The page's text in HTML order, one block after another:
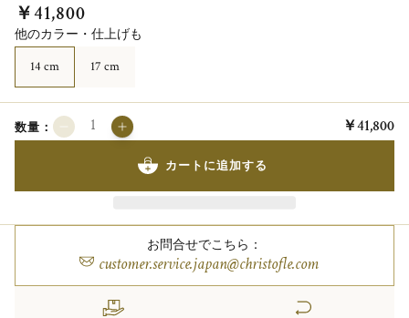
￥41,800
他のカラー・仕上げも
14 cm
17 cm
数量： ￥41,800
カートに追加する
お問合せでこちら：
customer.service.japan@christofle.com